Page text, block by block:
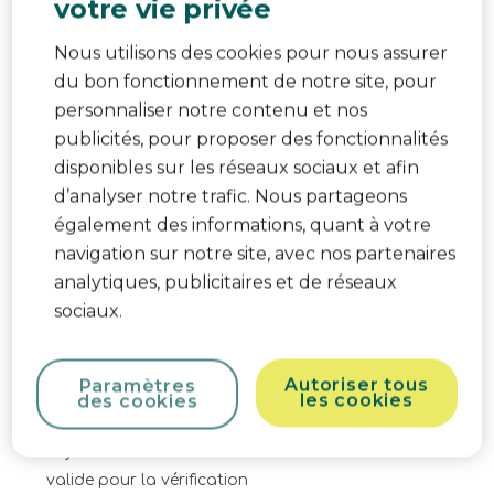
Description sommaire de la notation
Sélectionnez une ligne ci-dessous pour filtrer les
avis.
5 étoilesétoiles
1
1 avis avec
4 étoilesétoiles
0
0 avis avec
3 étoilesétoiles
0
0 avis avec
2 étoiles étoiles
0
1 étoile étoiles
1 avis
Sélectionnez
pour
attribuer
Sélectionnez
attribuer
Sélectionnez
attribuer
SélectionnezSélectionnez
valide pour la vérification
votre vie privée
Nous utilisons des cookies pour nous assurer
du bon fonctionnement de notre site, pour
personnaliser notre contenu et nos
publicités, pour proposer des fonctionnalités
disponibles sur les réseaux sociaux et afin
d’analyser notre trafic. Nous partageons
également des informations, quant à votre
navigation sur notre site, avec nos partenaires
analytiques, publicitaires et de réseaux
sociaux.
Autoriser tous
les cookies
Paramètres
des cookies